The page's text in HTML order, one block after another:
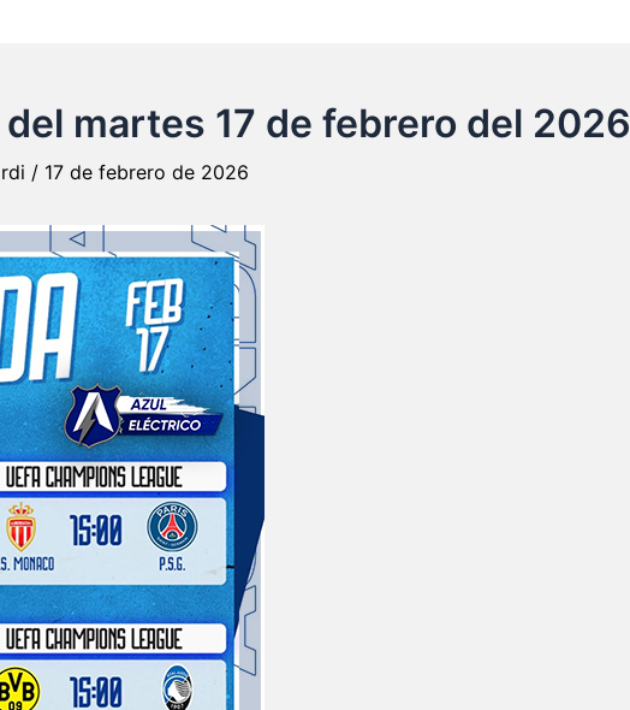
martes 17 de febrero del 2026
/ 17 de febrero de 2026